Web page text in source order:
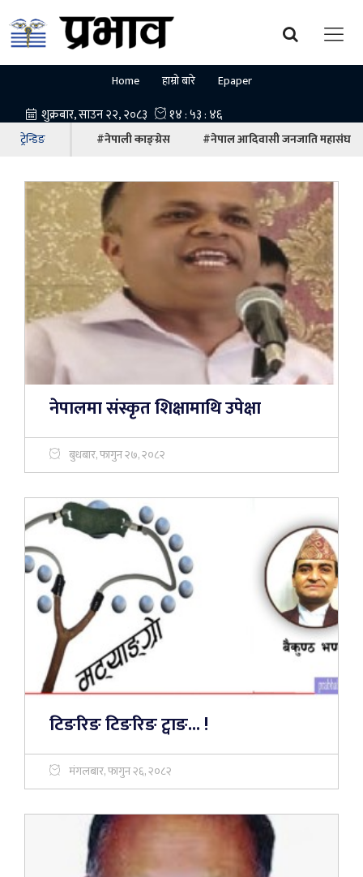
Home हाम्रो बारे Epaper
ट्रेन्डिङ #नेपाली काङ्ग्रेस #नेपाल आदिवासी जनजाति महासंघ
नेपालमा संस्कृत शिक्षामाथि उपेक्षा
बुधबार, फागुन २७, २०८२
टिङरिङ टिङरिङ ट्वाङ... !
मंगलबार, फागुन २६, २०८२